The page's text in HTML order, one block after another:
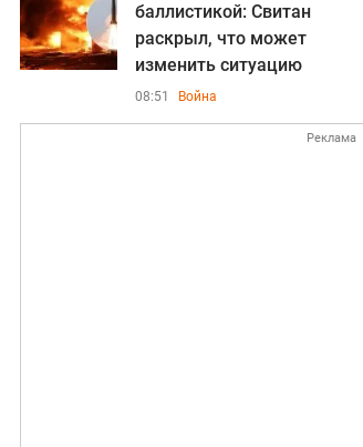
баллистикой: Свитан
раскрыл, что может
изменить ситуацию
08:51 Война
Реклама